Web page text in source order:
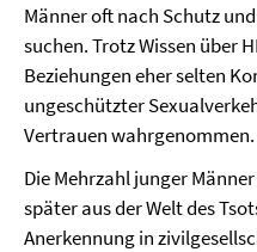
Männer oft nach Schutz
suchen. Trotz Wissen über
Beziehungen eher selten
ungeschützter
Vertrauen wahrgenommen.
Die Mehrzahl junger
später aus der Welt des
Anerkennung in